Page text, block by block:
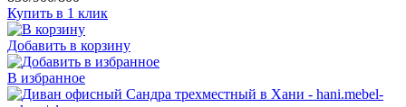
Купить в 1 клик
Добавить в корзину
В избранное